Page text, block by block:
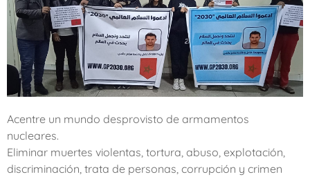
Acentre un mundo desprovisto de armamentos
nucleares.
Eliminar muertes violentas, tortura, abuso, explotación,
discriminación, trata de personas, corrupción y crimen